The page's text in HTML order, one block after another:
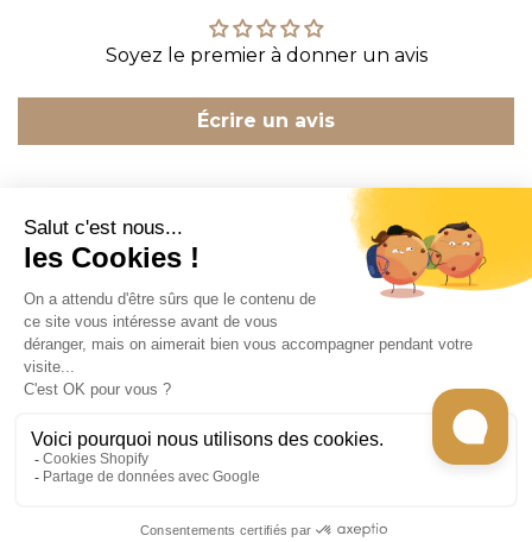
Soyez le premier à donner un avis
Écrire un avis
CONTACT
INFORMATION
EN SAVOIR PLUS
RECEVEZ LES RECETTES DE CHEF CARO